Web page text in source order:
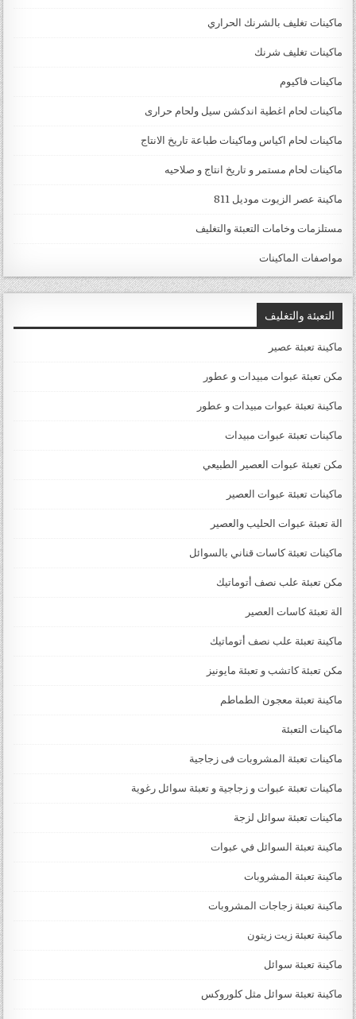
ماكينات تغليف بالشرنك الحراري
ماكينات تغليف شرنك
ماكينات فاكيوم
ماكينات لحام اغطية اندكشن سيل ولحام حرارى
ماكينات لحام اكياس وماكينات طباعة تاريخ الانتاج
ماكينات لحام مستمر و تاريخ انتاج و صلاحيه
ماكينة عصر الزيوت موديل 811
مستلزمات وخامات التعبئة والتغليف
مواصفات الماكينات
التعبئة والتغليف
ماكينة تعبئة عصير
مكن تعبئة عبوات مبيدات و عطور
ماكينة تعبئة عبوات مبيدات و عطور
ماكينات تعبئة عبوات مبيدات
مكن تعبئة عبوات العصير الطبيعي
ماكينات تعبئة عبوات العصير
الة تعبئة عبوات الحليب والعصير
ماكينات تعبئة كاسات قناني بالسوائل
مكن تعبئة علب نصف أتوماتيك
الة تعبئة كاسات العصير
ماكينة تعبئة علب نصف أتوماتيك
مكن تعبئة كاتشب و تعبئة مايونيز
ماكينة تعبئة معجون الطماطم
ماكينات التعبئة
ماكينات تعبئة المشروبات فى زجاجية
ماكينات تعبئة عبوات و زجاجية و تعبئة سوائل رغوية
ماكينات تعبئة سوائل لزجة
‏‏‏ماكينة تعبئة السوائل في عبوات
ماكينة تعبئة المشروبات
ماكينة تعبئة زجاجات المشروبات
ماكينة تعبئة زيت زيتون
ماكينة تعبئة سوائل
ماكينة تعبئة سوائل مثل كلوروكس